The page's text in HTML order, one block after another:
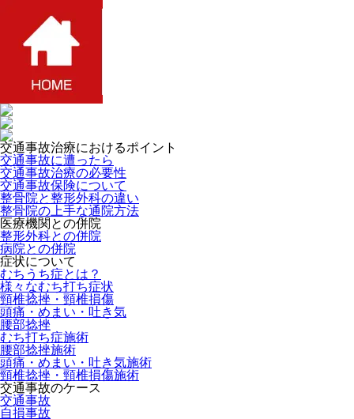
交通事故治療におけるポイント
交通事故に遭ったら
交通事故治療の必要性
交通事故保険について
整骨院と整形外科の違い
整骨院の上手な通院方法
医療機関との併院
整形外科との併院
病院との併院
症状について
むちうち症とは？
様々なむち打ち症状
頸椎捻挫・頸椎損傷
頭痛・めまい・吐き気
腰部捻挫
むち打ち症施術
腰部捻挫施術
頭痛・めまい・吐き気施術
頸椎捻挫・頸椎損傷施術
交通事故のケース
交通事故
自損事故